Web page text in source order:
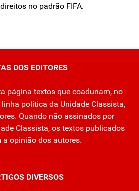
no padrão FIFA.
DOS EDITORES
página textos que coadunam, no
política da Unidade Classista,
Quando não assinados por
Classista, os textos publicados
a opinião dos autores.
DIVERSOS